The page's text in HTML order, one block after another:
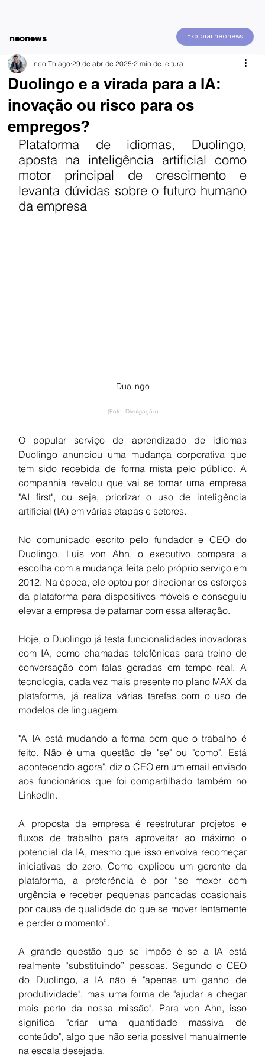
Explorar neonews
neonews
Duolingo e a virada para a IA:
inovação ou risco para os
empregos?
neo Thiago 29 de abr. de 2025 2 min de leitura
Plataforma de idiomas, Duolingo,
aposta na inteligência artificial como
motor principal de crescimento e
levanta dúvidas sobre o futuro humano
da empresa
Duolingo
(Foto: Divulgação)
O popular serviço de aprendizado de idiomas
Duolingo anunciou uma mudança corporativa que
tem sido recebida de forma mista pelo público. A
companhia revelou que vai se tornar uma empresa
"AI first", ou seja, priorizar o uso de inteligência
artificial (IA) em várias etapas e setores.
No comunicado escrito pelo fundador e CEO do
Duolingo, Luis von Ahn, o executivo compara a
escolha com a mudança feita pelo próprio serviço em
2012. Na época, ele optou por direcionar os esforços
da plataforma para dispositivos móveis e conseguiu
elevar a empresa de patamar com essa alteração.
Hoje, o Duolingo já testa funcionalidades inovadoras
com IA, como chamadas telefônicas para treino de
conversação com falas geradas em tempo real. A
tecnologia, cada vez mais presente no plano MAX da
plataforma, já realiza várias tarefas com o uso de
modelos de linguagem.
"A IA está mudando a forma com que o trabalho é
feito. Não é uma questão de "se" ou "como". Está
acontecendo agora", diz o CEO em um email enviado
aos funcionários que foi compartilhado também no
LinkedIn.
A proposta da empresa é reestruturar projetos e
fluxos de trabalho para aproveitar ao máximo o
potencial da IA, mesmo que isso envolva recomeçar
iniciativas do zero. Como explicou um gerente da
plataforma, a preferência é por “se mexer com
urgência e receber pequenas pancadas ocasionais
por causa de qualidade do que se mover lentamente
e perder o momento”.
A grande questão que se impõe é se a IA está
realmente “substituindo” pessoas. Segundo o CEO
do Duolingo, a IA não é "apenas um ganho de
produtividade", mas uma forma de "ajudar a chegar
mais perto da nossa missão". Para von Ahn, isso
significa "criar uma quantidade massiva de
conteúdo", algo que não seria possível manualmente
na escala desejada.